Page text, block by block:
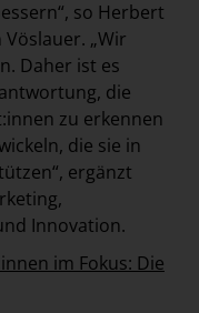
so Herbert
„Wir
Daher ist es
die
zu erkennen
die sie in
ergänzt
Innovation.
im Fokus: Die